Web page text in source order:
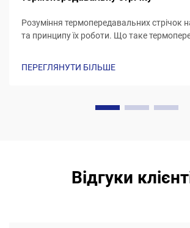
Розуміння термопередавальних стрічок
та принципу їх роботи. Що таке
ПЕРЕГЛЯНУТИ БІЛЬШЕ
Відгуки